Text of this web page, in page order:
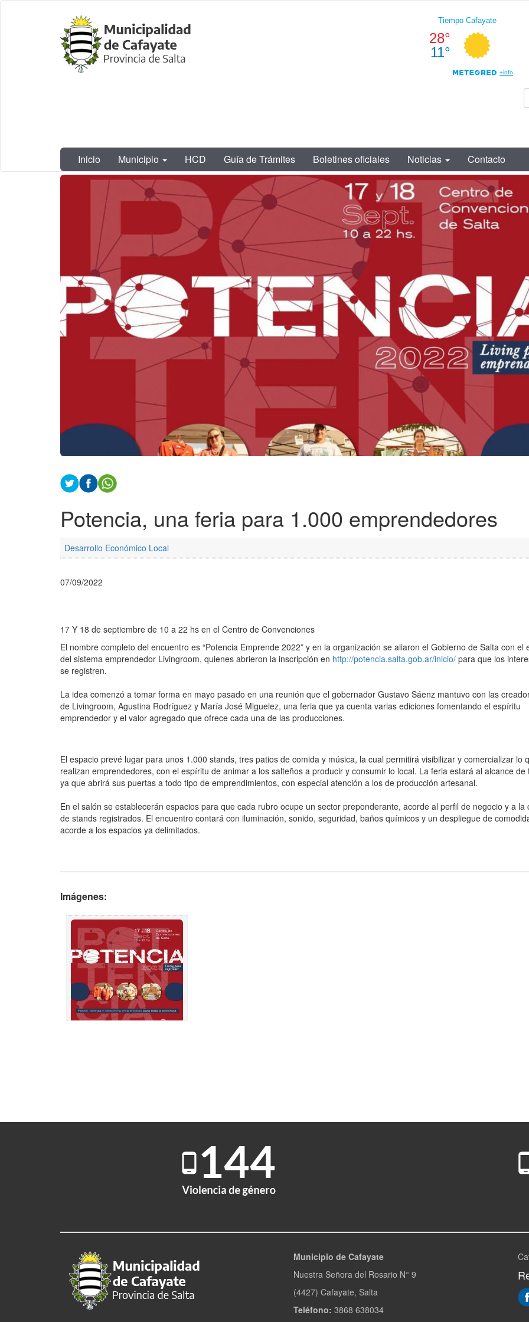
Municipalidad
de Cafayate,
Salta
Inicio Municipio HCD Guía de Trámites Boletines oficiales Noticias Contacto
Contenido
principal
Potencia, una feria para 1.000 emprendedores
Desarrollo Económico Local
07/09/2022
17 Y 18 de septiembre de 10 a 22 hs en el Centro de Convenciones
El nombre completo del encuentro es “Potencia Emprende 2022” y en la organización se aliaron el Gobierno de Salta con el
del sistema emprendedor Livingroom, quienes abrieron la inscripción en http://potencia.salta.gob.ar/inicio/ para que los
se registren.
La idea comenzó a tomar forma en mayo pasado en una reunión que el gobernador Gustavo Sáenz mantuvo con las
de Livingroom, Agustina Rodríguez y María José Miguelez, una feria que ya cuenta varias ediciones fomentando el espíritu
emprendedor y el valor agregado que ofrece cada una de las producciones.
El espacio prevé lugar para unos 1.000 stands, tres patios de comida y música, la cual permitirá visibilizar y comercializar lo
realizan emprendedores, con el espíritu de animar a los salteños a producir y consumir lo local. La feria estará al alcance de
ya que abrirá sus puertas a todo tipo de emprendimientos, con especial atención a los de producción artesanal.
En el salón se establecerán espacios para que cada rubro ocupe un sector preponderante, acorde al perfil de negocio y a la
de stands registrados. El encuentro contará con iluminación, sonido, seguridad, baños químicos y un despliegue de
acorde a los espacios ya delimitados.
Imágenes:
Municipio de Cafayate
Nuestra Señora del Rosario N° 9
(4427) Cafayate, Salta
Teléfono: 3868 638034